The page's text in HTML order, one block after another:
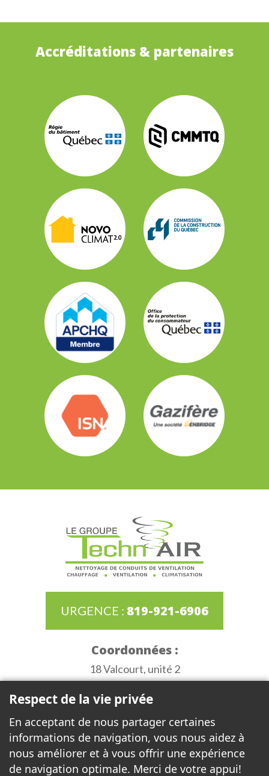
Accréditations & partenaires
URGENCE : 819-921-6906
Coordonnées :
18 Valcourt, unité 2
Gatineau (Québec) J8T 8G8
Heures d'ouverture :
Lundi au jeudi de 6h30 à 15h30
Vendredi de 6h30 à 12h00
Respect de la vie privée
En acceptant de nous partager certaines
informations de navigation, vous nous aidez à
nous améliorer et à vous offrir une expérience
de navigation optimale. Merci de votre appui!